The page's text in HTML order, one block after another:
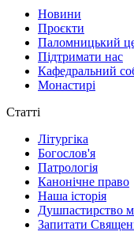
Новини
Проєкти
Паломницький
Підтримати нас
Кафедральний
Монастирі
Статті
Літургіка
Богослов'я
Патрологія
Канонічне право
Наша історія
Душпастирство
Запитати